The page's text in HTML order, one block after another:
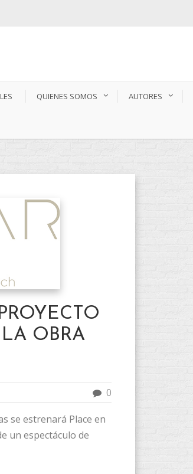
QUIENES SOMOS AUTORES
OBRA
0
se estrenará Place en
un espectáculo de